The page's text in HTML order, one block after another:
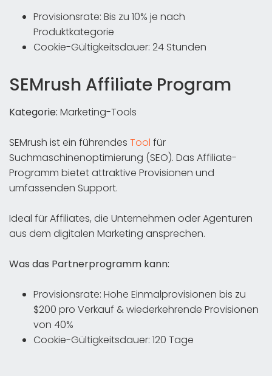
Provisionsrate: Bis zu 10% je nach
Produktkategorie
Cookie-Gültigkeitsdauer: 24 Stunden
SEMrush Affiliate Program
Kategorie: Marketing-Tools
SEMrush ist ein führendes Tool für
Suchmaschinenoptimierung (SEO). Das Affiliate-
Programm bietet attraktive Provisionen und
umfassenden Support.
Ideal für Affiliates, die Unternehmen oder Agenturen
aus dem digitalen Marketing ansprechen.
Was das Partnerprogramm kann:
Provisionsrate: Hohe Einmalprovisionen bis zu
$200 pro Verkauf & wiederkehrende Provisionen
von 40%
Cookie-Gültigkeitsdauer: 120 Tage